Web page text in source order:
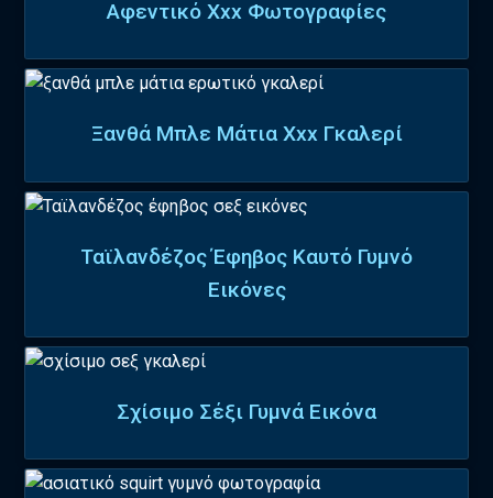
Αφεντικό Xxx Φωτογραφίες
Ξανθά Μπλε Μάτια Xxx Γκαλερί
Ταϊλανδέζος Έφηβος Καυτό Γυμνό
Εικόνες
Σχίσιμο Σέξι Γυμνά Εικόνα